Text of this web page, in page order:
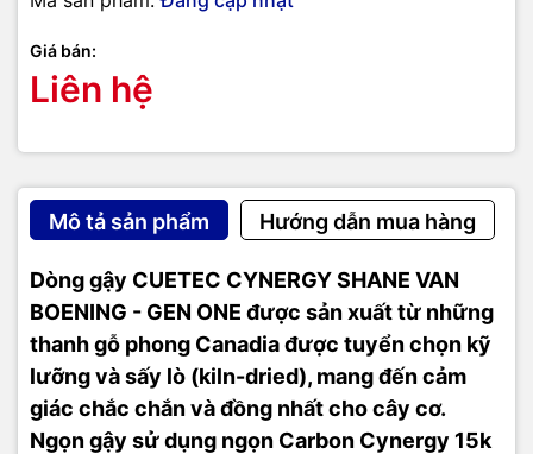
Giá bán:
Liên hệ
Mô tả sản phẩm Hướng dẫn mua hàng
Dòng gậy CUETEC CYNERGY SHANE VAN
BOENING - GEN ONE được sản xuất từ những
thanh gỗ phong Canadia được tuyển chọn kỹ
lưỡng và sấy lò (kiln-dried), mang đến cảm
giác chắc chắn và đồng nhất cho cây cơ.
Ngọn gậy sử dụng ngọn Carbon Cynergy 15k